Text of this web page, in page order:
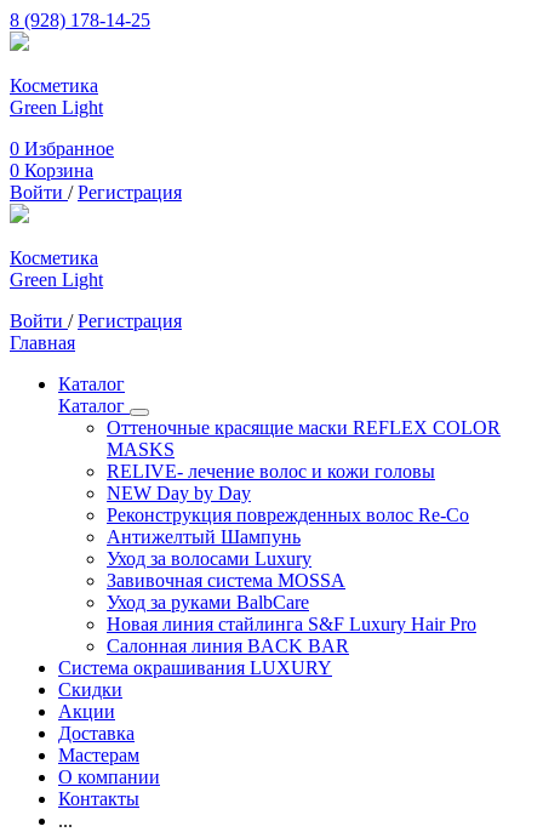
8 (928) 178-14-25
Косметика
Green Light
0 Избранное
0 Корзина
Войти / Регистрация
Косметика
Green Light
Войти / Регистрация
Главная
Каталог
Каталог
Оттеночные красящие маски REFLEX COLOR
MASKS
RELIVE- лечение волос и кожи головы
NEW Day by Day
Реконструкция поврежденных волос Re-Co
Антижелтый Шампунь
Уход за волосами Luxury
Завивочная система MOSSA
Уход за руками BalbCare
Новая линия стайлинга S&F Luxury Hair Pro
Салонная линия BACK BAR
Система окрашивания LUXURY
Скидки
Акции
Доставка
Мастерам
О компании
Контакты
...